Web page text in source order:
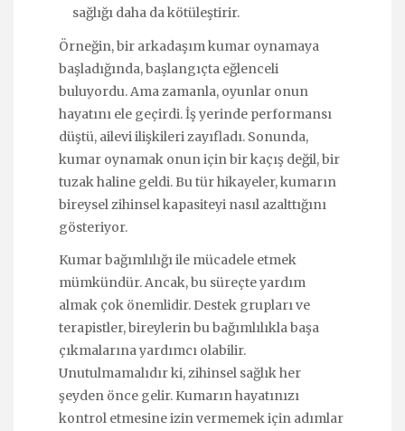
sağlığı daha da kötüleştirir.
Örneğin, bir arkadaşım kumar oynamaya
başladığında, başlangıçta eğlenceli
buluyordu. Ama zamanla, oyunlar onun
hayatını ele geçirdi. İş yerinde performansı
düştü, ailevi ilişkileri zayıfladı. Sonunda,
kumar oynamak onun için bir kaçış değil, bir
tuzak haline geldi. Bu tür hikayeler, kumarın
bireysel zihinsel kapasiteyi nasıl azalttığını
gösteriyor.
Kumar bağımlılığı ile mücadele etmek
mümkündür. Ancak, bu süreçte yardım
almak çok önemlidir. Destek grupları ve
terapistler, bireylerin bu bağımlılıkla başa
çıkmalarına yardımcı olabilir.
Unutulmamalıdır ki, zihinsel sağlık her
şeyden önce gelir. Kumarın hayatınızı
kontrol etmesine izin vermemek için adımlar